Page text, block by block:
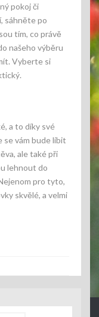
pokoj či
sáhněte po
tím, co právě
našeho výběru
Vyberte si
a to díky své
se vám bude líbit
ale také při
lehnout do
pro tyto,
skvělé, a velmi